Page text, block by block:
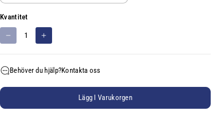
g
e
h
:
Kvantitet
i
s
k
k
Ö
k
k
v
n
Behöver du hjälp?Kontakta oss
Lägg I Varukorgen